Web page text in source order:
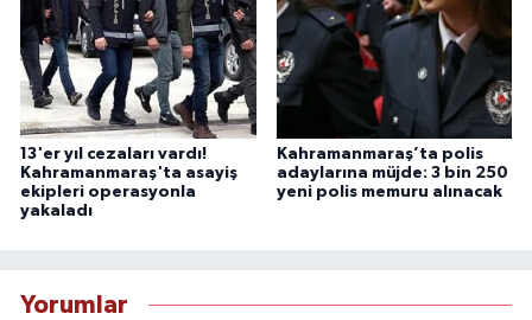
13'er yıl cezaları vardı!
Kahramanmaraş'ta asayiş
ekipleri operasyonla
yakaladı
Kahramanmaraş’ta polis
adaylarına müjde: 3 bin 250
yeni polis memuru alınacak
Yorumlar